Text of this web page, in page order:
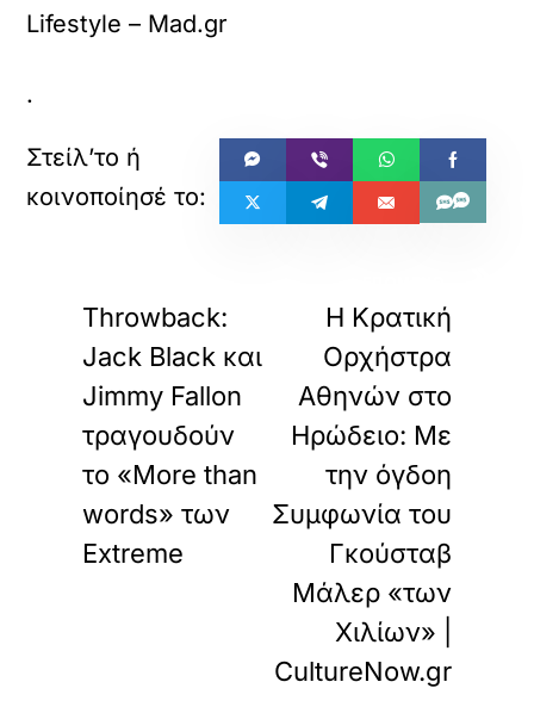
Lifestyle – Mad.gr
.
Throwback:
Jack Black και
Jimmy Fallon
τραγουδούν
το «More than
words» των
Extreme
Η Κρατική
Ορχήστρα
Αθηνών στο
Ηρώδειο: Με
την όγδοη
Συμφωνία του
Γκούσταβ
Μάλερ «των
Χιλίων» |
CultureNow.gr